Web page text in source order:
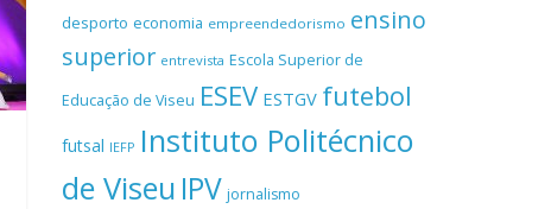
desporto economia empreendedorismo ensino
superior entrevista Escola Superior de
Educação de Viseu ESEV ESTGV futebol
futsal IEFP Instituto Politécnico
de Viseu IPV jornalismo